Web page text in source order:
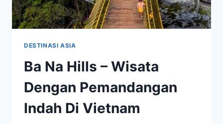
DESTINASI ASIA
Ba Na Hills – Wisata
Dengan Pemandangan
Indah Di Vietnam